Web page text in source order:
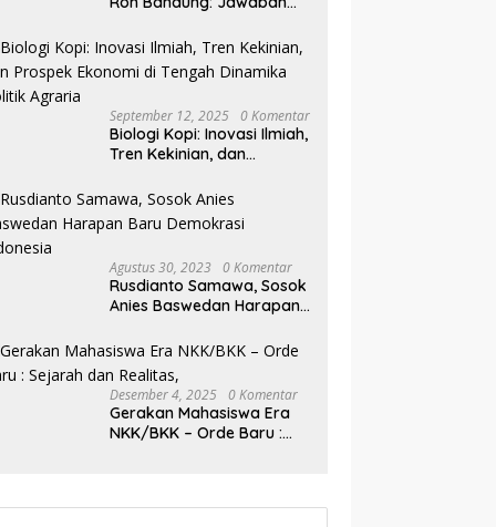
Hegemoni Global
September 12, 2025 0 Komentar
Biologi Kopi: Inovasi Ilmiah,
Tren Kekinian, dan
Tengah Dinamika Politik
Agraria
Agustus 30, 2023 0 Komentar
Rusdianto Samawa, Sosok
Anies Baswedan Harapan
Desember 4, 2025 0 Komentar
Gerakan Mahasiswa Era
NKK/BKK – Orde Baru :